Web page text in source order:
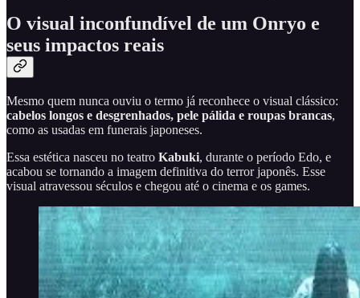
O visual inconfundível de um Onryo e
seus impactos reais
Mesmo quem nunca ouviu o termo já reconhece o visual clássico:
cabelos longos e desgrenhados, pele pálida e roupas brancas,
como as usadas em funerais japoneses.
Essa estética nasceu no teatro Kabuki, durante o período Edo, e
acabou se tornando a imagem definitiva do terror japonês. Esse
visual atravessou séculos e chegou até o cinema e os games.